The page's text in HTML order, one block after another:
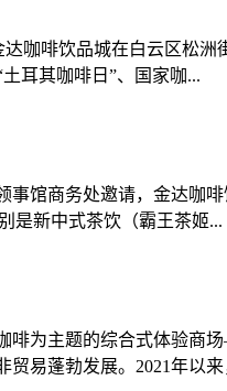
啡饮品城在白云区松洲
耳其咖啡日”、国家咖...
馆商务处邀请，金达咖
新中式茶饮（霸王茶姬...
啡为主题的综合式体验
易蓬勃发展。2021年以